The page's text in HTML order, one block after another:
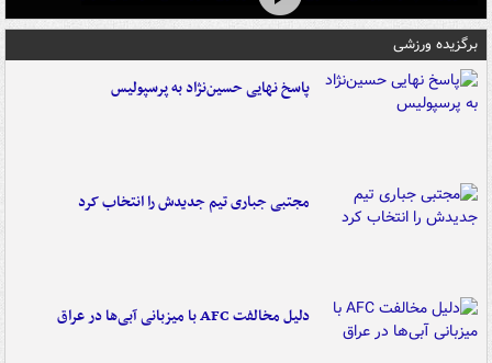
برگزیده ورزشی
پاسخ نهایی حسین‌نژاد به پرسپولیس
مجتبی جباری تیم جدیدش را انتخاب کرد
دلیل مخالفت AFC با میزبانی آبی‌ها در عراق